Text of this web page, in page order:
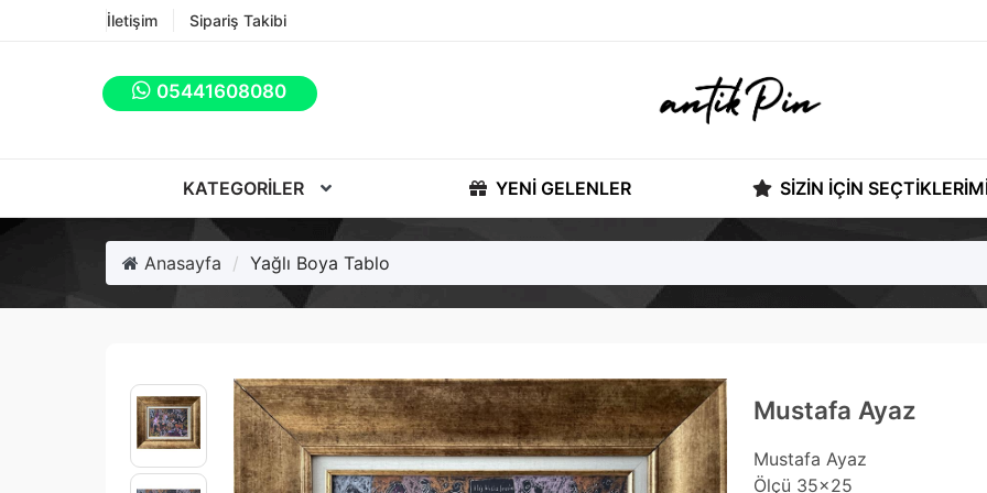
İletişim Sipariş Takibi
05441608080
KATEGORILER YENI GELENLER SIZIN İÇIN
Anasayfa Yağlı Boya Tablo
Mustafa Ayaz
Mustafa Ayaz
Ölçü 35x25